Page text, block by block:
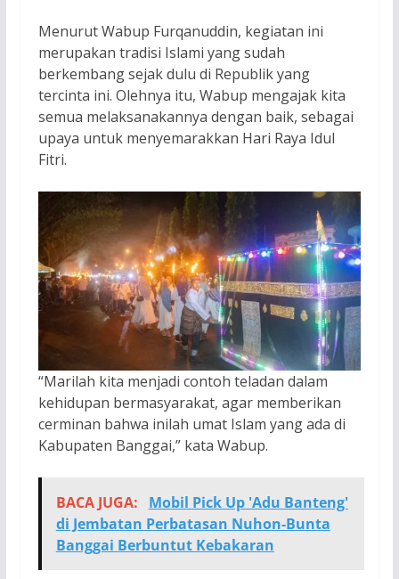
Menurut Wabup Furqanuddin, kegiatan ini
merupakan tradisi Islami yang sudah
berkembang sejak dulu di Republik yang
tercinta ini. Olehnya itu, Wabup mengajak kita
semua melaksanakannya dengan baik, sebagai
upaya untuk menyemarakkan Hari Raya Idul
Fitri.
“Marilah kita menjadi contoh teladan dalam
kehidupan bermasyarakat, agar memberikan
cerminan bahwa inilah umat Islam yang ada di
Kabupaten Banggai,” kata Wabup.
BACA JUGA:
Mobil Pick Up 'Adu Banteng'
di Jembatan Perbatasan Nuhon-Bunta
Banggai Berbuntut Kebakaran